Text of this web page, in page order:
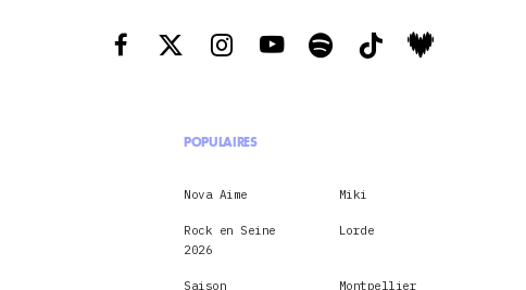
POPULAIRES
Nova Aime Miki
Rock en Seine
2026
Lorde
Saison
Montpellier